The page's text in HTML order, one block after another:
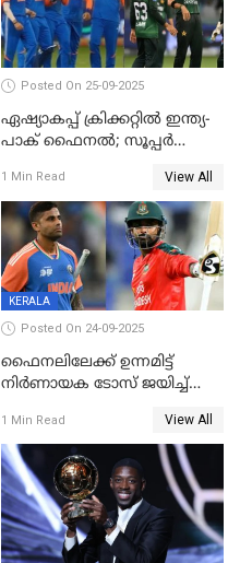
Posted On 25-09-2025
ഏഷ്യാകപ്പ് ക്രിക്കറ്റിൽ ഇന്ത്യ-
പാക് ഫൈനല്‍; സൂപ്പർ
തോൽപിച്ച് പാകിസ്ഥാൻ
1 Min Read View All
KERALA
Posted On 24-09-2025
ഫൈനലിലേക്ക് ഉന്നമിട്ട്
നിര്‍ണായക ടോസ് ജയിച്ച്
ഇന്ത്യയ്ക്ക് ബാറ്റിംഗ്
1 Min Read View All